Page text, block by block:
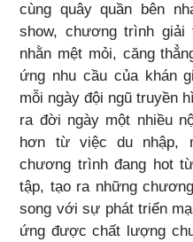
cùng quây quần bên
show, chương trình
nhằn mệt mỏi, căng
ứng nhu cầu của khán
mỗi ngày đội ngũ truyền
ra đời ngày một nhiều
hơn từ việc du nhập,
chương trình đang hot
tập, tạo ra những
song với sự phát triển
ứng được chất lượng